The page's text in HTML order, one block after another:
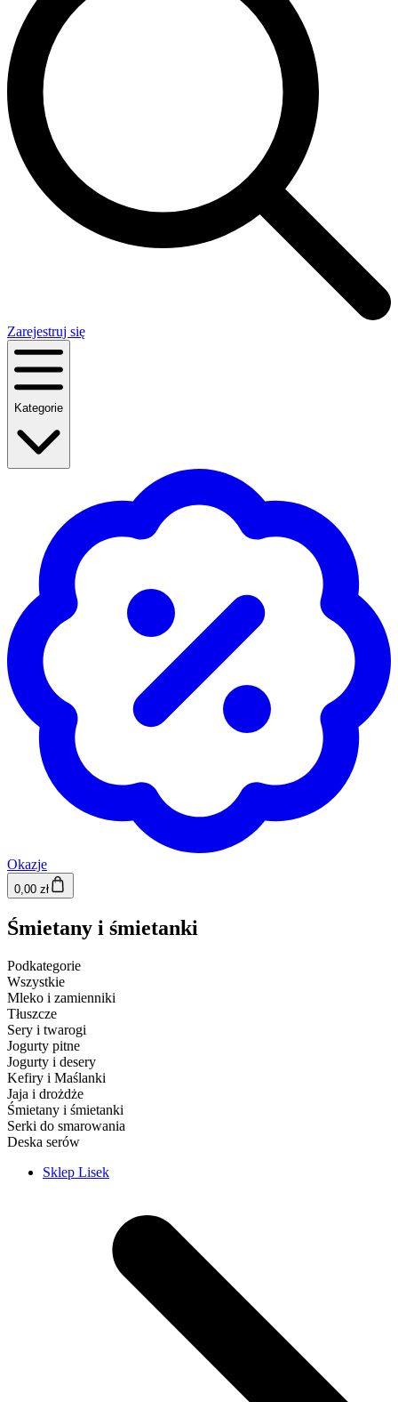
Zarejestruj się
Kategorie
Okazje
0,00 zł
Śmietany i śmietanki
Podkategorie
Wszystkie
Mleko i zamienniki
Tłuszcze
Sery i twarogi
Jogurty pitne
Jogurty i desery
Kefiry i Maślanki
Jaja i drożdże
Śmietany i śmietanki
Serki do smarowania
Deska serów
Sklep Lisek